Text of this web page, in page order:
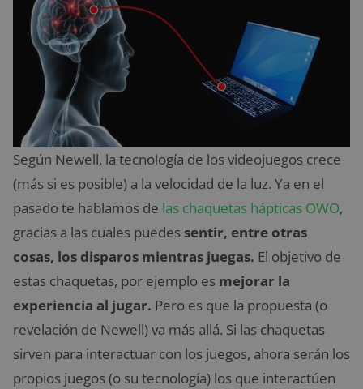
Según Newell, la tecnología de los videojuegos crece
(más si es posible) a la velocidad de la luz. Ya en el
pasado te hablamos de las chaquetas hápticas OWO,
gracias a las cuales puedes sentir, entre otras
cosas, los disparos mientras juegas. El objetivo de
estas chaquetas, por ejemplo es mejorar la
experiencia al jugar. Pero es que la propuesta (o
revelación de Newell) va más allá. Si las chaquetas
sirven para interactuar con los juegos, ahora serán los
propios juegos (o su tecnología) los que interactúen